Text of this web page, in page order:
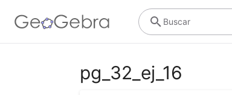
Buscar
pg_32_ej_16